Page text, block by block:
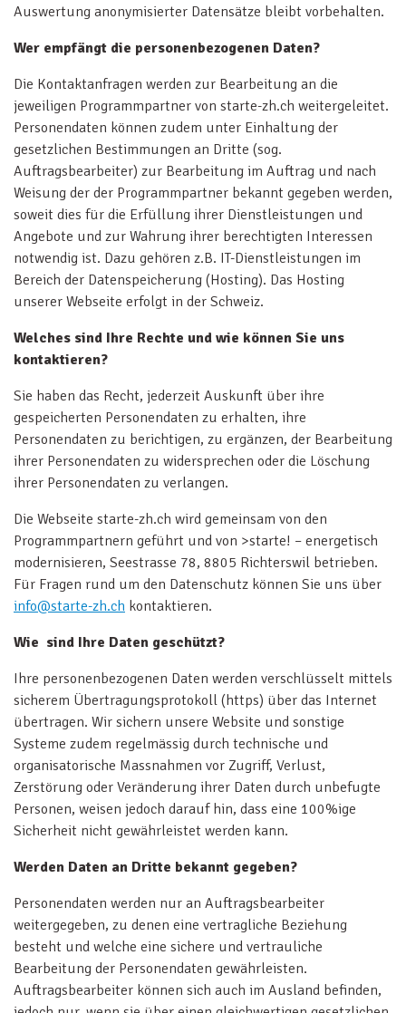
Auswertung anonymisierter Datensätze bleibt vorbehalten.
Wer empfängt die personenbezogenen Daten?
Die Kontaktanfragen werden zur Bearbeitung an die
jeweiligen Programmpartner von starte-zh.ch weitergeleitet.
Personendaten können zudem unter Einhaltung der
gesetzlichen Bestimmungen an Dritte (sog.
Auftragsbearbeiter) zur Bearbeitung im Auftrag und nach
Weisung der der Programmpartner bekannt gegeben werden,
soweit dies für die Erfüllung ihrer Dienstleistungen und
Angebote und zur Wahrung ihrer berechtigten Interessen
notwendig ist. Dazu gehören z.B. IT-Dienstleistungen im
Bereich der Datenspeicherung (Hosting). Das Hosting
unserer Webseite erfolgt in der Schweiz.
Welches sind Ihre Rechte und wie können Sie uns
kontaktieren?
Sie haben das Recht, jederzeit Auskunft über ihre
gespeicherten Personendaten zu erhalten, ihre
Personendaten zu berichtigen, zu ergänzen, der Bearbeitung
ihrer Personendaten zu widersprechen oder die Löschung
ihrer Personendaten zu verlangen.
Die Webseite starte-zh.ch wird gemeinsam von den
Programmpartnern geführt und von >starte! – energetisch
modernisieren, Seestrasse 78, 8805 Richterswil betrieben.
Für Fragen rund um den Datenschutz können Sie uns über
info@starte-zh.ch kontaktieren.
Wie sind Ihre Daten geschützt?
Ihre personenbezogenen Daten werden verschlüsselt mittels
sicherem Übertragungsprotokoll (https) über das Internet
übertragen. Wir sichern unsere Website und sonstige
Systeme zudem regelmässig durch technische und
organisatorische Massnahmen vor Zugriff, Verlust,
Zerstörung oder Veränderung ihrer Daten durch unbefugte
Personen, weisen jedoch darauf hin, dass eine 100%ige
Sicherheit nicht gewährleistet werden kann.
Werden Daten an Dritte bekannt gegeben?
Personendaten werden nur an Auftragsbearbeiter
weitergegeben, zu denen eine vertragliche Beziehung
besteht und welche eine sichere und vertrauliche
Bearbeitung der Personendaten gewährleisten.
Auftragsbearbeiter können sich auch im Ausland befinden,